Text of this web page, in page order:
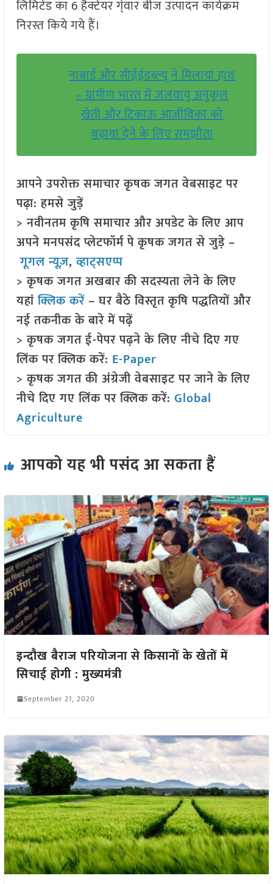
लिमिटेड का 6 हैक्टेयर ग्ंवार बीज उत्पादन कार्यक्रम
निरस्त किये गये हैं।
नाबार्ड और सीईईडब्ल्यू ने मिलाया हाथ
– ग्रामीण भारत में जलवायु अनुकूल
खेती और टिकाऊ आजीविका को
बढ़ावा देने के लिए समझौता
आपने उपरोक्त समाचार कृषक जगत वेबसाइट पर
पढ़ा: हमसे जुड़ें
> नवीनतम कृषि समाचार और अपडेट के लिए आप
अपने मनपसंद प्लेटफॉर्म पे कृषक जगत से जुड़े –
गूगल न्यूज़,व्हाट्सएप्प
> कृषक जगत अखबार की सदस्यता लेने के लिए
यहांक्लिक करें– घर बैठे विस्तृत कृषि पद्धतियों और
नई तकनीक के बारे में पढ़ें
> कृषक जगत ई-पेपर पढ़ने के लिए नीचे दिए गए
लिंक पर क्लिक करें: E-Paper
> कृषक जगत की अंग्रेजी वेबसाइट पर जाने के लिए
नीचे दिए गए लिंक पर क्लिक करें: Global
Agriculture
आपको यह भी पसंद आ सकता हैं
इन्दौख बैराज परियोजना से किसानों के खेतों में
सिचाई होगी : मुख्यमंत्री
September 21, 2020